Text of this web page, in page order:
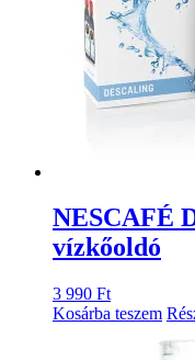
NESCAFÉ
vízkőoldó
3 990 Ft
Kosárba teszem